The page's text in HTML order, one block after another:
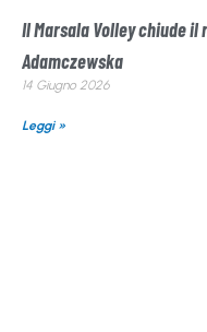
Il Marsala Volley chiude
Adamczewska
14 Giugno 2026
Leggi »